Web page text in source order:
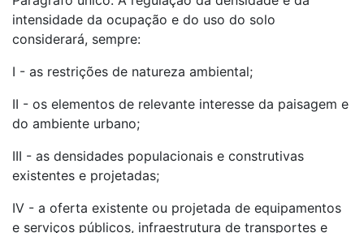
intensidade da ocupação e do uso do solo
considerará, sempre:
I - as restrições de natureza ambiental;
II - os elementos de relevante interesse da paisagem e
do ambiente urbano;
III - as densidades populacionais e construtivas
existentes e projetadas;
IV - a oferta existente ou projetada de equipamentos
e serviços públicos, infraestrutura de transportes e